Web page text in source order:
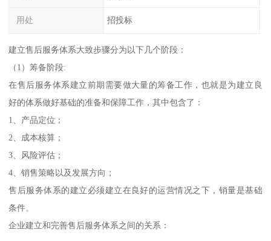
用处 招投标
建立售后服务体系大致步骤分为以下几个阶段：
（1）筹备阶段:
在售后服务体系建立前期需要做大量的筹备工作，也就是为建立良
好的体系做好基础的准备和保障工作，其中包含了：
1、产品定位；
2、成本核算；
3、风险评估；
4、销售策略以及发展方向；
售后服务体系的建立必须建立在良好的运营情况之下，销量是基础
条件。
企业建立和完善售后服务体系之间的关系：